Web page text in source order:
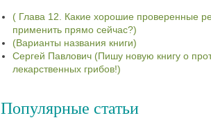
( Глава 12. Какие хорошие проверенные
применить прямо сейчас?)
(Варианты названия книги)
Сергей Павлович (Пишу новую книгу о
лекарственных грибов!)
Популярные статьи